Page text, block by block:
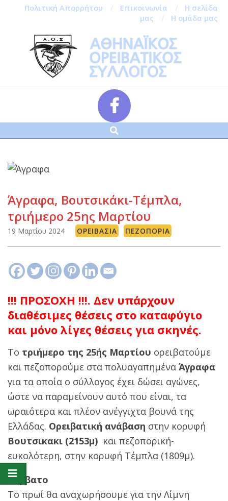
Πολιτική Απορρήτου Επικοινωνία
Η σελίδα
μας
Η ομάδα μας
Menu
Αναζήτηση
Άγραφα, Βουτσικάκι-Τέμπλα,
τριήμερο 25ης Μαρτίου
19 Μαρτίου 2024 ΟΡΕΙΒΑΣΊΑ ΠΕΖΟΠΟΡΊΑ
!!! ΠΡΟΣΟΧΗ !!!. Δεν υπάρχουν
διαθέσιμες θέσεις στο καταφύγιο
και μόνο λίγες θέσεις για σκηνές.
Το τριήμερο της 25ής Μαρτίου ορειβατούμε
και πεζοπορούμε στα πολυαγαπημένα Άγραφα
για τα οποία ο σύλλογος έχει δώσει αγώνες,
ώστε να παραμείνουν αυτό που είναι, τα
ωραιότερα και πλέον ανέγγιχτα βουνά της
Ελλάδας. Ορειβατική ανάβαση στην κορυφή
Βουτσικακι (2153μ) και πεζοπορική-
ευκολότερη, στην κορυφή Τέμπλα (1809μ).
Σάββατο
To πρωί θα αναχωρήσουμε για την Λίμνη